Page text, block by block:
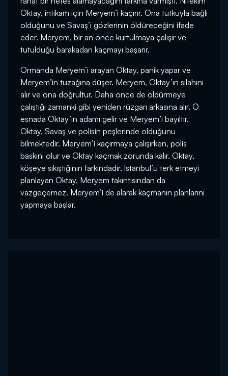
Oktay, intikam için Meryem’i kaçırır. Ona tutkuyla bağlı
olduğunu ve Savaş’ı gözlerinin öldüreceğini ifade
eder. Meryem, bir an önce kurtulmaya çalışır ve
tutulduğu barakadan kaçmayı başarır.
Ormanda Meryem’i arayan Oktay, panik yapar ve
Meryem’in tuzağına düşer. Meryem, Oktay’ın silahını
alır ve ona doğrultur. Daha önce de öldürmeye
çalıştığı zamanki gibi yeniden rüzgarı arkasına alır. O
esnada Oktay’ın adamı gelir ve Meryem’i bayıltır.
Oktay, Savaş ve polisin peşlerinde olduğunu
bilmektedir. Meryem’i kaçırmaya çalışırken, polis
baskını olur ve Oktay kaçmak zorunda kalır. Oktay,
köşeye sıkıştığının farkındadır. İstanbul’u terk etmeyi
planlayan Oktay, Meryem takıntısından da
vazgeçemez. Meryem’i de alarak kaçmanın planlarını
yapmaya başlar.